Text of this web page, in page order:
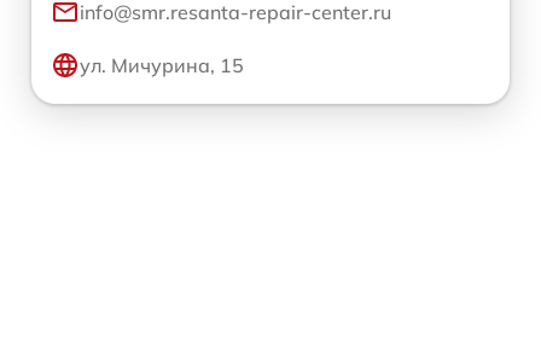
info@smr.resanta-repair-center.ru
ул. Мичурина, 15